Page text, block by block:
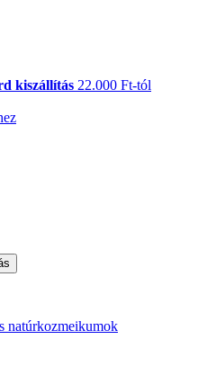
kiszállítás 22.000 Ft-tól
natúrkozmeikumok